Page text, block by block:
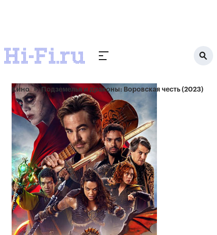
Кино Подземелья и драконы: Воровская честь (2023)